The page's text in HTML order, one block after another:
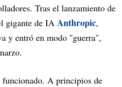
Tras el lanzamiento de
gigante de IA Anthropic,
y entró en modo "guerra",
funcionado. A principios de